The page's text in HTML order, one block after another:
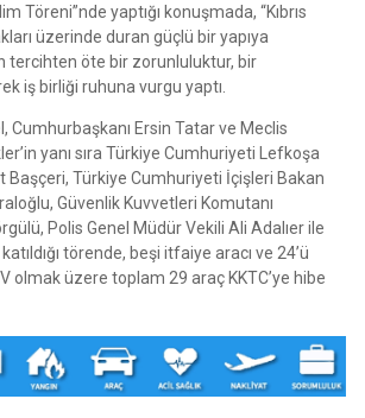
Töreni”nde yaptığı konuşmada, “Kıbrıs
üzerinde duran güçlü bir yapıya
tercihten öte bir zorunluluktur, bir
iş birliği ruhuna vurgu yaptı.
Cumhurbaşkanı Ersin Tatar ve Meclis
yanı sıra Türkiye Cumhuriyeti Lefkoşa
Başçeri, Türkiye Cumhuriyeti İçişleri Bakan
Güvenlik Kuvvetleri Komutanı
Polis Genel Müdür Vekili Ali Adalıer ile
törende, beşi itfaiye aracı ve 24’ü
olmak üzere toplam 29 araç KKTC’ye hibe